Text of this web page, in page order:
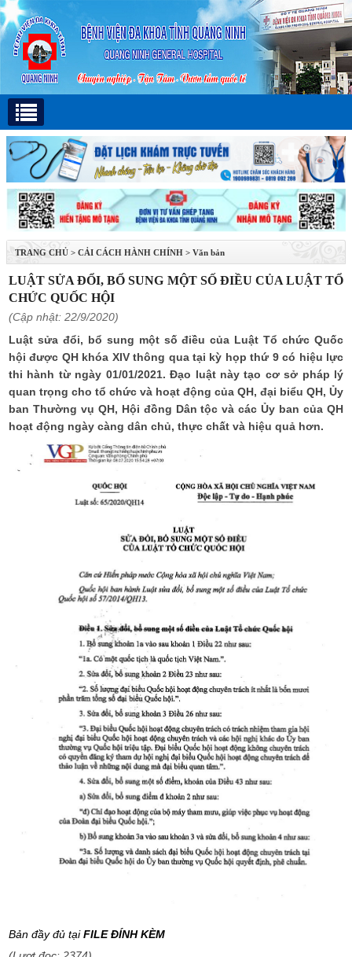
TRANG CHỦ > CẢI CÁCH HÀNH CHÍNH > Văn bản
LUẬT SỬA ĐỔI, BỔ SUNG MỘT SỐ ĐIỀU CỦA LUẬT TỔ
CHỨC QUỐC HỘI
(Cập nhật: 22/9/2020)
Luật sửa đổi, bổ sung một số điều của Luật Tổ chức Quốc
hội được QH khóa XIV thông qua tại kỳ họp thứ 9 có hiệu lực
thi hành từ ngày 01/01/2021. Đạo luật này tạo cơ sở pháp lý
quan trọng cho tổ chức và hoạt động của QH, đại biểu QH, Ủy
ban Thường vụ QH, Hội đồng Dân tộc và các Ủy ban của QH
hoạt động ngày càng dân chủ, thực chất và hiệu quả hơn.
Bản đầy đủ tạiFILE ĐÍNH KÈM